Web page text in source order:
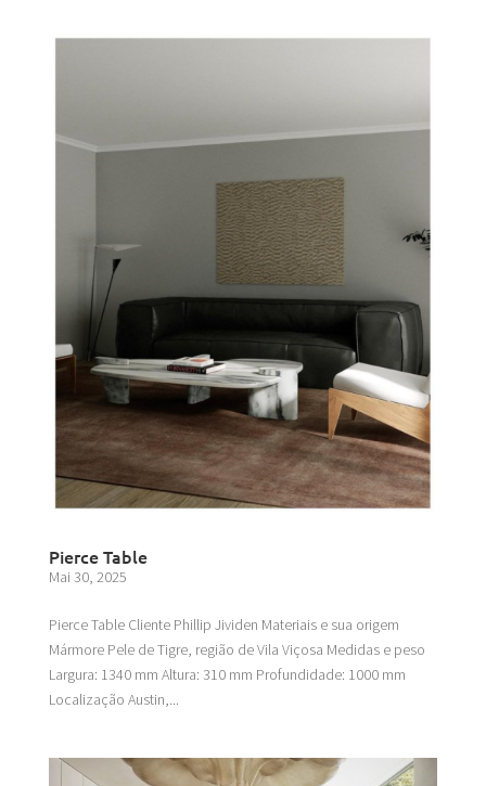
Pierce Table
Mai 30, 2025
Pierce Table Cliente Phillip Jividen Materiais e sua origem
Mármore Pele de Tigre, região de Vila Viçosa Medidas e peso
Largura: 1340 mm Altura: 310 mm Profundidade: 1000 mm
Localização Austin,...